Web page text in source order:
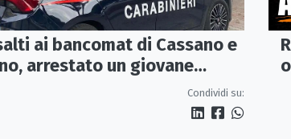
ai bancomat di Cassano e
arrestato un giovane
Condividi su: